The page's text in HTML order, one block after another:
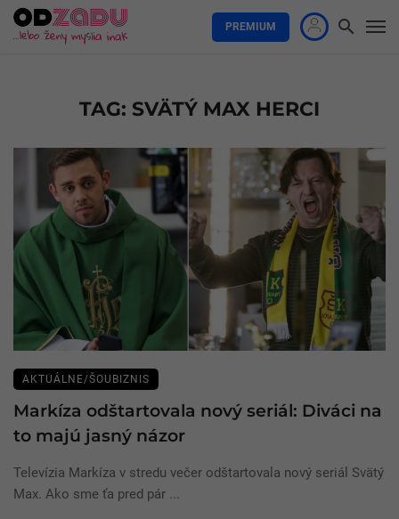
PREMIUM
TAG: SVÄTÝ MAX HERCI
AKTUÁLNE/ŠOUBIZNIS
Markíza odštartovala nový seriál: Diváci na
to majú jasný názor
Televízia Markíza v stredu večer odštartovala nový seriál Svätý
Max. Ako sme ťa pred pár ...